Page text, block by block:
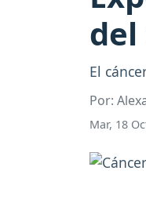
del
El
Por:
Mar, 18